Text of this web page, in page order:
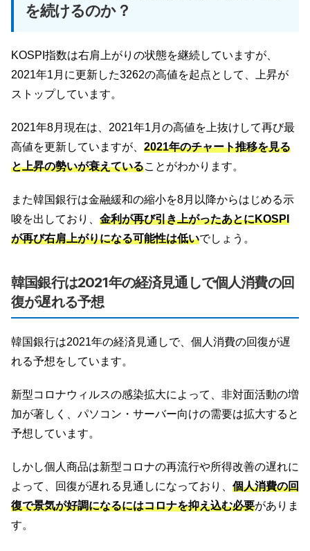
を続けるのか？
KOSPI指数は右肩上がりの状態を継続していますが、
2021年1月に更新した3262の高値を起点として、上昇が
ストップしています。
2021年8月現在は、2021年1月の高値を上抜けして再び最
高値を更新していますが、 2021年のチャート推移を見る
と上昇の勢いが衰えていることがわかります。
また韓国銀行は金融緩和の縮小を8月以降からはじめる示
唆を出しており、 金利が再び引き上がったあとにKOSPI
が再び右肩上がりになる可能性は低いでしょう。
韓国銀行は2021年の経済見通しで個人消費の回
復が遅れる予想
韓国銀行は2021年の経済見通しで、個人消費の回復が遅
れる予想をしています。
新型コロナウィルスの感染拡大によって、非対面活動の増
加が著しく、パソコン・サーバー向けの需要は拡大すると
予想しています。
しかし個人商品は新型コロナの再流行や所得改善の遅れに
よって、回復が遅れる見通しになっており、 個人消費の回
復で景気が好調になるにはコロナを抑え込む必要がありま
す。